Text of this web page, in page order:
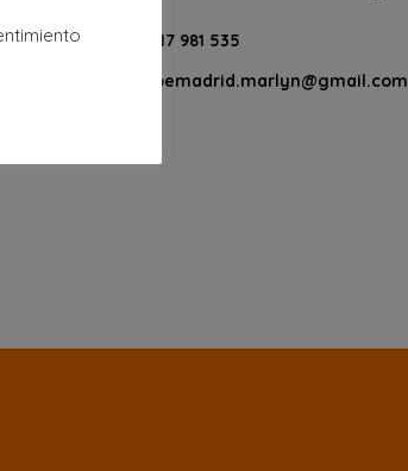
617 981 535
bemadrid.marlyn@gmail.com